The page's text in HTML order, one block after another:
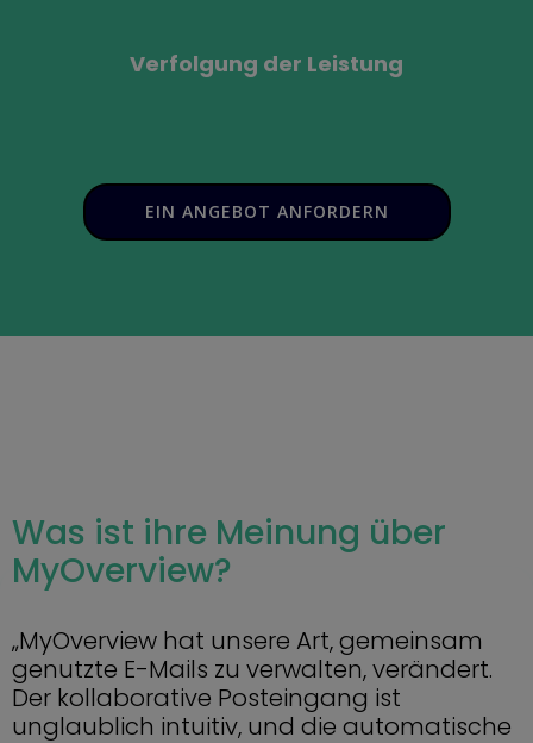
Verfolgung der Leistung
EIN ANGEBOT ANFORDERN
Was ist ihre Meinung über
MyOverview?
„MyOverview hat unsere Art, gemeinsam
genutzte E-Mails zu verwalten, verändert.
Der kollaborative Posteingang ist
unglaublich intuitiv, und die automatische